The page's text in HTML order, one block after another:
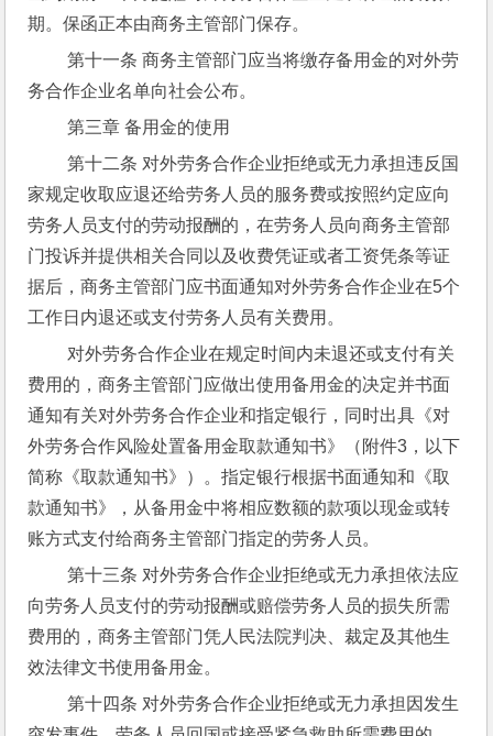
期。保函正本由商务主管部门保存。
第十一条 商务主管部门应当将缴存备用金的对外劳
务合作企业名单向社会公布。
第三章 备用金的使用
第十二条 对外劳务合作企业拒绝或无力承担违反国
家规定收取应退还给劳务人员的服务费或按照约定应向
劳务人员支付的劳动报酬的，在劳务人员向商务主管部
门投诉并提供相关合同以及收费凭证或者工资凭条等证
据后，商务主管部门应书面通知对外劳务合作企业在5个
工作日内退还或支付劳务人员有关费用。
费用的，商务主管部门应做出使用备用金的决定并书面
通知有关对外劳务合作企业和指定银行，同时出具《对
外劳务合作风险处置备用金取款通知书》（附件3，以下
简称《取款通知书》）。指定银行根据书面通知和《取
款通知书》，从备用金中将相应数额的款项以现金或转
账方式支付给商务主管部门指定的劳务人员。
第十三条 对外劳务合作企业拒绝或无力承担依法应
向劳务人员支付的劳动报酬或赔偿劳务人员的损失所需
费用的，商务主管部门凭人民法院判决、裁定及其他生
效法律文书使用备用金。
第十四条 对外劳务合作企业拒绝或无力承担因发生